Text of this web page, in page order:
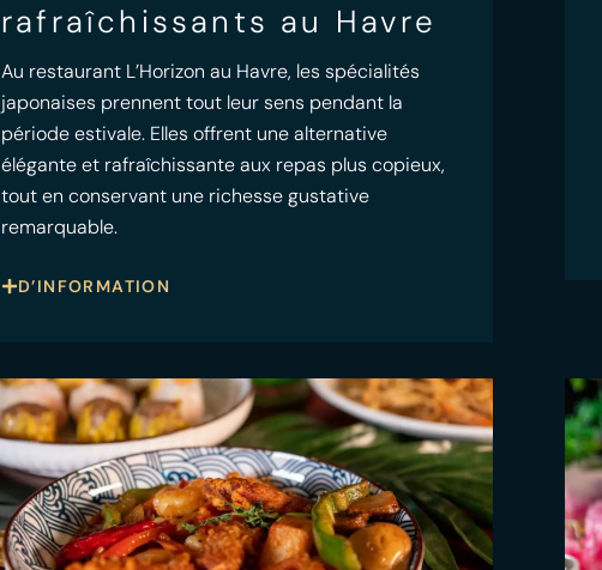
rafraîchissants au Havre
Au restaurant L’Horizon au Havre, les spécialités
japonaises prennent tout leur sens pendant la
période estivale. Elles offrent une alternative
élégante et rafraîchissante aux repas plus copieux,
tout en conservant une richesse gustative
remarquable.
D’INFORMATION